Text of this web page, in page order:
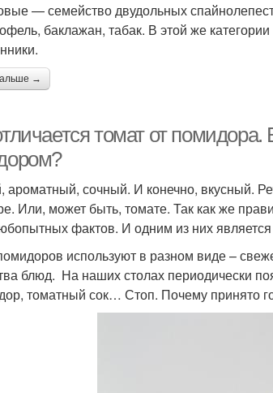
— семейство двудольных
баклажан, табак. В этой же
→
томат от
ароматный, сочный. И конечно, вкусный.
Или, может быть, томате. Так как же
фактов. И одним из них
используют в разном виде –
блюд. На наших столах периодически
томатный сок… Стоп. Почему принято